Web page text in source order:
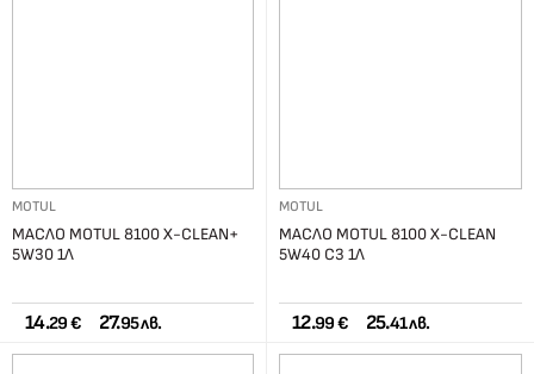
MOTUL
МАСЛО MOTUL 8100 X-CLEAN+
5W30 1Л
14.29 € 27.95 лв.
MOTUL
МАСЛО MOTUL 8100 X-CLEAN
5W40 C3 1Л
12.99 € 25.41 лв.